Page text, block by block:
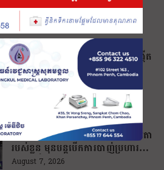
ប្រទេសចំនួន ១០ គាំទ្រអ៊ុយក្រែន បង្កើត
ប្រព័ន្ធការពារដែនអាកាស និងមីស៊ីល
បាលីស្ទិក រួមគ្នាជាមួយអឺរ៉ុប!
August 7, 2026
ខ្មាន់កាំភ្លើងជាសិស្សសាលានៅថៃ ត្រូវ
អាជ្ញាធរស៊ើបដឹងថា បានសម្លាប់យាយតា
របស់ខ្លួន មុនបន្តបើកការបាញ់ប្រហារនៅ
សាលារៀន
August 7, 2026